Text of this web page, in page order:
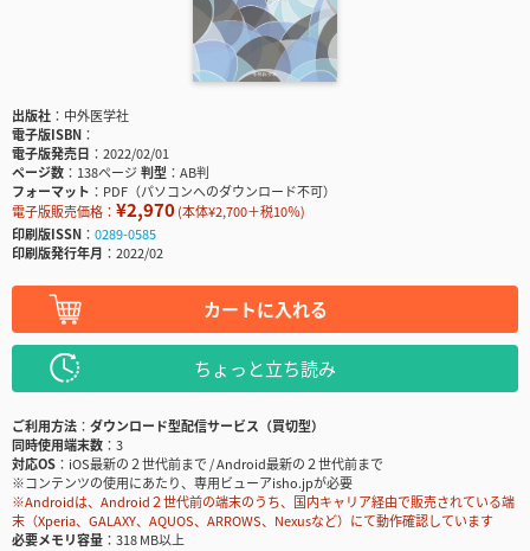
出版社
中外医学社
電子版ISBN
電子版発売日
2022/02/01
ページ数
138ページ判型
AB判
フォーマット
PDF（パソコンへのダウンロード不可）
電子版販売価格： ¥2,970(本体¥2,700＋税10％)
印刷版ISSN
0289-0585
印刷版発行年月
2022/02
カートに入れる
ちょっと立ち読み
ご利用方法
ダウンロード型配信サービス（買切型）
同時使用端末数
3
対応OS
iOS最新の２世代前まで / Android最新の２世代前まで
※コンテンツの使用にあたり、専用ビューアisho.jpが必要
※Androidは、Android２世代前の端末のうち、国内キャリア経由で販売されている端
末（Xperia、GALAXY、AQUOS、ARROWS、Nexusなど）にて動作確認しています
必要メモリ容量
318 MB以上